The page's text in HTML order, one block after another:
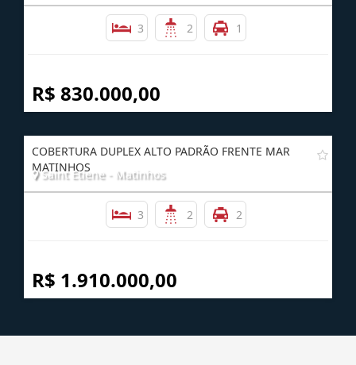
COBERTURA EM CONDOMÍNIO CLUB NO CENTRO DE
3
R$ 830.000,00
COBERTURA DUPLEX ALTO PADRÃO FRENTE MAR
3
R$ 1.910.000,00